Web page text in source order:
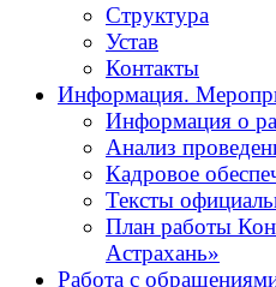
Структура
Устав
Контакты
Информация.
Информация о
Анализ
Кадровое
Тексты
План работы
Астрахань»
Работа с